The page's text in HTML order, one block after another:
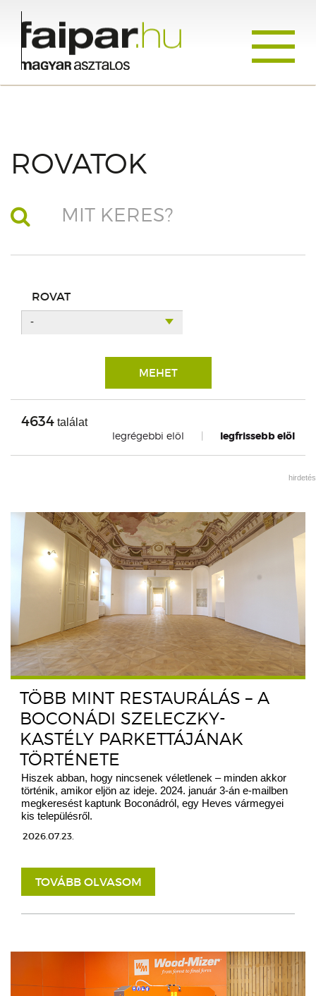
ROVATOK
ROVAT
-
MEHET
4634 találat
legrégebbi elöl
| legfrissebb elöl
hirdetés
TÖBB MINT RESTAURÁLÁS – A
BOCONÁDI SZELECZKY-
KASTÉLY PARKETTÁJÁNAK
TÖRTÉNETE
Hiszek abban, hogy nincsenek véletlenek – minden akkor
történik, amikor eljön az ideje. 2024. január 3-án e-mailben
megkeresést kaptunk Boconádról, egy Heves vármegyei
kis településről.
2026.07.23.
TOVÁBB OLVASOM